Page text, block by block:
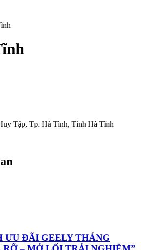
Tập, Tp. Hà Tĩnh, Tỉnh Hà Tĩnh
ƯU ĐÃI GEELY THÁNG